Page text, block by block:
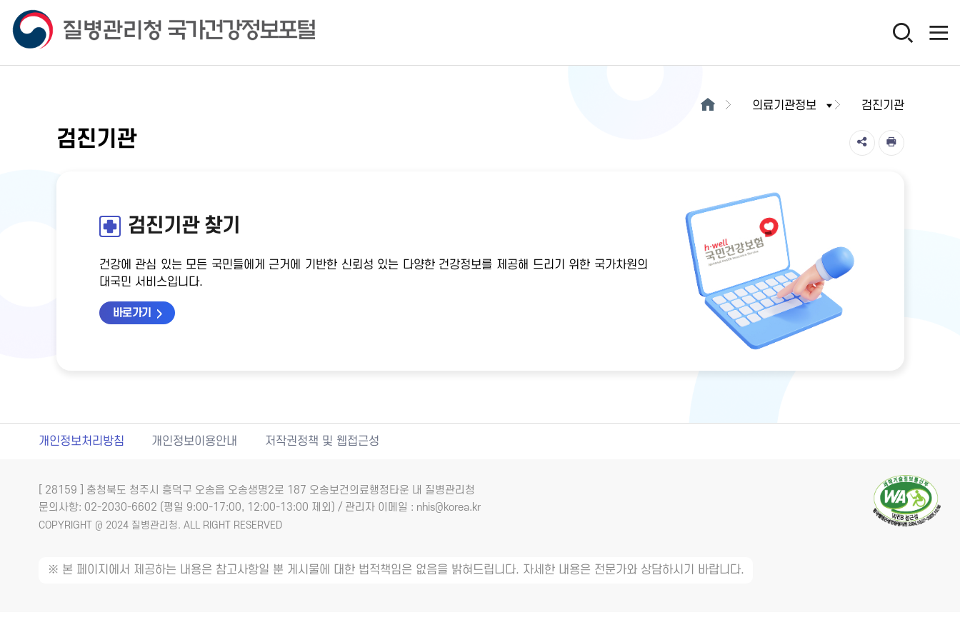
의료기관정보 검진기관
검진기관
검진기관 찾기
건강에 관심 있는 모든 국민들에게 근거에 기반한 신뢰성 있는 다양한 건강정보를 제공해 드리기 위한 국가차원의
대국민 서비스입니다.
바로가기
개인정보처리방침 개인정보이용안내 저작권정책 및 웹접근성
[ 28159 ] 충청북도 청주시 흥덕구 오송읍 오송생명2로 187 오송보건의료행정타운 내 질병관리청
문의사항: 02-2030-6602 (평일 9:00-17:00, 12:00-13:00 제외) / 관리자 이메일 : nhis@korea.kr
COPYRIGHT @ 2024 질병관리청. ALL RIGHT RESERVED
※ 본 페이지에서 제공하는 내용은 참고사항일 뿐 게시물에 대한 법적책임은 없음을 밝혀드립니다. 자세한 내용은 전문가와 상담하시기 바랍니다.